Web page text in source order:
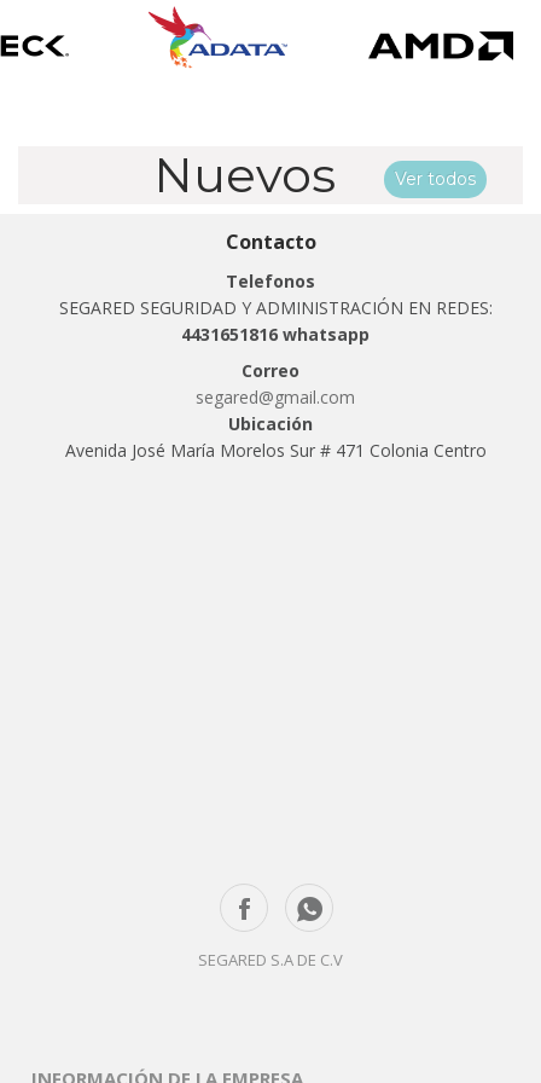
Nuevos Ver todos
Contacto
Telefonos
SEGARED SEGURIDAD Y ADMINISTRACIÓN EN REDES:
4431651816 whatsapp
Correo
segared@gmail.com
Ubicación
Avenida José María Morelos Sur # 471 Colonia Centro
SEGARED S.A DE C.V